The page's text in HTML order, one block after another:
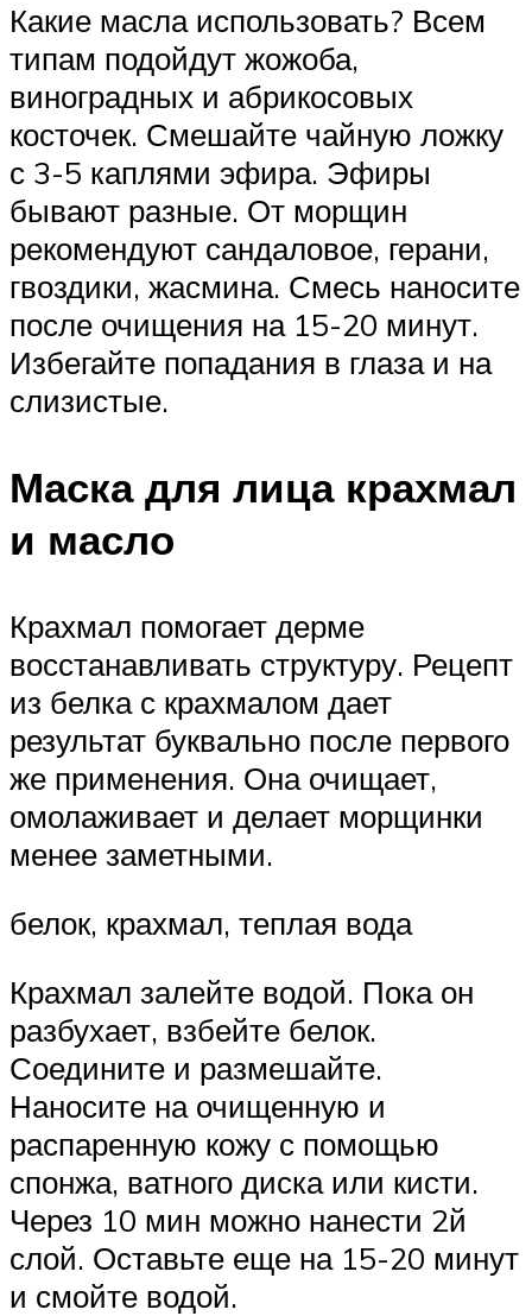
Какие масла использовать? Всем
типам подойдут жожоба,
виноградных и абрикосовых
косточек. Смешайте чайную ложку
с 3-5 каплями эфира. Эфиры
бывают разные. От морщин
рекомендуют сандаловое, герани,
гвоздики, жасмина. Смесь наносите
после очищения на 15-20 минут.
Избегайте попадания в глаза и на
слизистые.
Маска для лица крахмал
и масло
Крахмал помогает дерме
восстанавливать структуру. Рецепт
из белка с крахмалом дает
результат буквально после первого
же применения. Она очищает,
омолаживает и делает морщинки
менее заметными.
белок, крахмал, теплая вода
Крахмал залейте водой. Пока он
разбухает, взбейте белок.
Соедините и размешайте.
Наносите на очищенную и
распаренную кожу с помощью
спонжа, ватного диска или кисти.
Через 10 мин можно нанести 2й
слой. Оставьте еще на 15-20 минут
и смойте водой.